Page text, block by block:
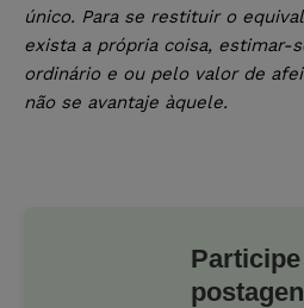
único. Para se restituir o
exista a própria coisa, estimar-
ordinário e ou pelo valor de
não se avantaje àquele.